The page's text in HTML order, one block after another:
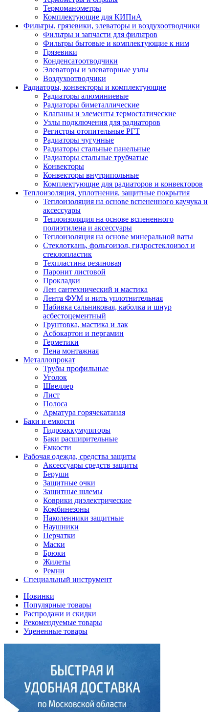
Термоманометры
Комплектующие для КИПиА
Фильтры, грязевики, элеваторы и воздухоотводчики
Фильтры и запчасти для фильтров
Фильтры бытовые и комплектующие к ним
Грязевики
Конденсатоотводчики
Элеваторы и элеваторные узлы
Воздухоотводчики
Радиаторы, конвекторы и комплектующие
Радиаторы алюминиевые
Радиаторы биметаллические
Клапаны и элементы термостатические
Узлы подключения для радиаторов
Регистры отопительные РГТ
Радиаторы чугунные
Радиаторы стальные панельные
Радиаторы стальные трубчатые
Конвекторы
Конвекторы внутрипольные
Комплектующие для радиаторов и конвекторов
Теплоизоляция, уплотнения, защитные покрытия
Теплоизоляция на основе вспененного каучука и
аксессуары
Теплоизоляция на основе вспененного
полиэтилена и аксессуары
Теплоизоляция на основе минеральной ваты
Стеклоткань, фольгоизол, гидростеклоизол и
стеклопластик
Техпластина резиновая
Паронит листовой
Прокладки
Лен сантехнический и мастика
Лента ФУМ и нить уплотнительная
Набивка сальниковая, каболка и шнур
асбестоцементный
Грунтовка, мастика и лак
Асбокартон и пергамин
Герметики
Пена монтажная
Металлопрокат
Трубы профильные
Уголок
Швеллер
Лист
Полоса
Арматура горячекатаная
Баки и емкости
Гидроаккумуляторы
Баки расширительные
Ёмкости
Рабочая одежда, средства защиты
Аксессуары средств защиты
Беруши
Защитные очки
Защитные шлемы
Коврики диэлектрические
Комбинезоны
Наколенники защитные
Наушники
Перчатки
Маски
Брюки
Жилеты
Ремни
Специальный инструмент
Новинки
Популярные товары
Распродажи и скидки
Рекомендуемые товары
Уцененные товары